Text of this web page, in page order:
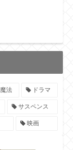
魔法 ドラマ
サスペンス
映画